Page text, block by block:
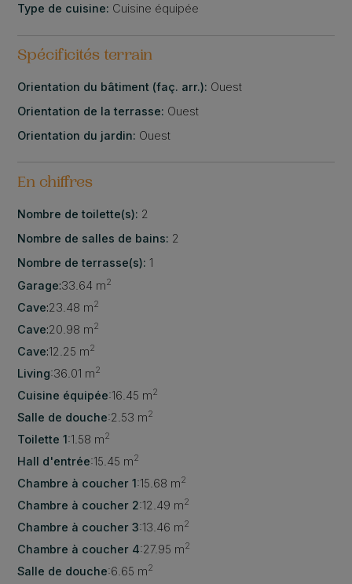
Type de cuisine: Cuisine équipée
Spécificités terrain
Orientation du bâtiment (faç. arr.): Ouest
Orientation de la terrasse: Ouest
Orientation du jardin: Ouest
En chiffres
Nombre de toilette(s): 2
Nombre de salles de bains: 2
Nombre de terrasse(s): 1
Garage:33.64 m2
Cave:23.48 m2
Cave:20.98 m2
Cave:12.25 m2
Living:36.01 m2
Cuisine équipée:16.45 m2
Salle de douche:2.53 m2
Toilette 1:1.58 m2
Hall d'entrée:15.45 m2
Chambre à coucher 1:15.68 m2
Chambre à coucher 2:12.49 m2
Chambre à coucher 3:13.46 m2
Chambre à coucher 4:27.95 m2
Salle de douche:6.65 m2